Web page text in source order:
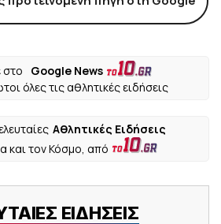
στο
Google News
όλες τις αθλητικές ειδήσεις
Αθλητικές Ειδήσεις
και τον Κόσμο, από
ΕΙΔΗΣΕΙΣ